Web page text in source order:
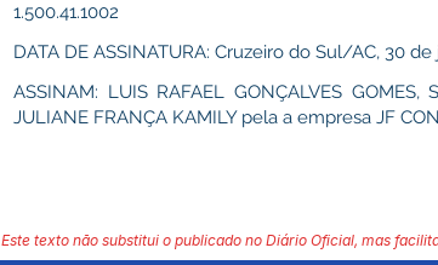
1.500.41.1002
DATA DE ASSINATURA: Cruzeiro do Sul/AC, 30
ASSINAM: LUIS RAFAEL GONÇALVES
JULIANE FRANÇA KAMILY pela a empresa JF
Este texto não substitui o publicado no Diário Oficial, mas